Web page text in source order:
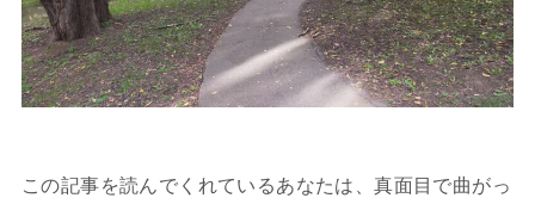
この記事を読んでくれているあなたは、真面目で曲がっ